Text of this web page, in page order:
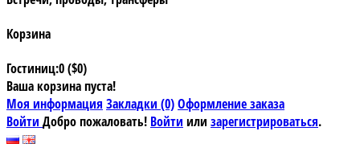
Корзина
Гостиниц:0 ($0)
Ваша корзина пуста!
Моя информация Закладки (0)Оформление заказа
Войти Добро пожаловать! Войти или зарегистрироваться.